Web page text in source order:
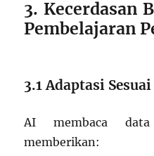
3. Kecerdasan
Pembelajaran
3.1 Adaptasi
AI membaca
memberikan: